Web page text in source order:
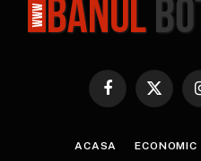
Facebook
X
ACASA ECONOMIC